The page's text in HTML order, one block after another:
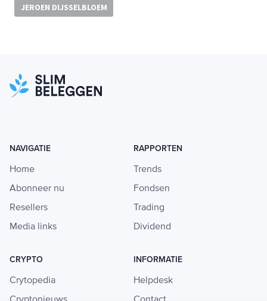
JEROEN DIJSSELBLOEM
NAVIGATIE
Home
Abonneer nu
Resellers
Media links
RAPPORTEN
Trends
Fondsen
Trading
Dividend
CRYPTO
Crytopedia
INFORMATIE
Helpdesk